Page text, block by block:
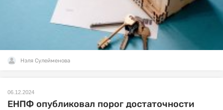
Нэля Сулейменова
06.12.2024
ЕНПФ опубликовал порог достаточности